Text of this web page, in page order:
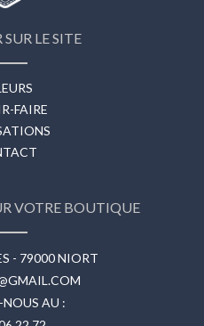
LE SITE
FAIRE
VOTRE BOUTIQUE
- 79000 NIORT
NOUS AU :